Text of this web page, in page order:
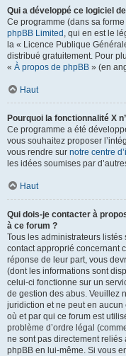
Qui a développé ce logiciel
Ce programme (dans sa
phpBB Limited , qui en est le
la « Licence Publique
distribué gratuitement. Pour
« À propos de phpBB » (en
Haut
Pourquoi la fonctionnalité X
Ce programme a été
vous souhaitez proposer
vous rendre sur notre centre
les idées soumises par
Haut
Qui dois-je contacter à
à ce forum ?
Tous les administrateurs listés
contact approprié concernant
réponse de leur part, vous
(dont les informations sont
celui-ci fonctionne sur un
de gestion des abus. Veuillez
juridiction et ne peut en
où et par qui ce forum est
problème d’ordre légal
ne sont pas directement reliés
phpBB en lui-même. Si vous